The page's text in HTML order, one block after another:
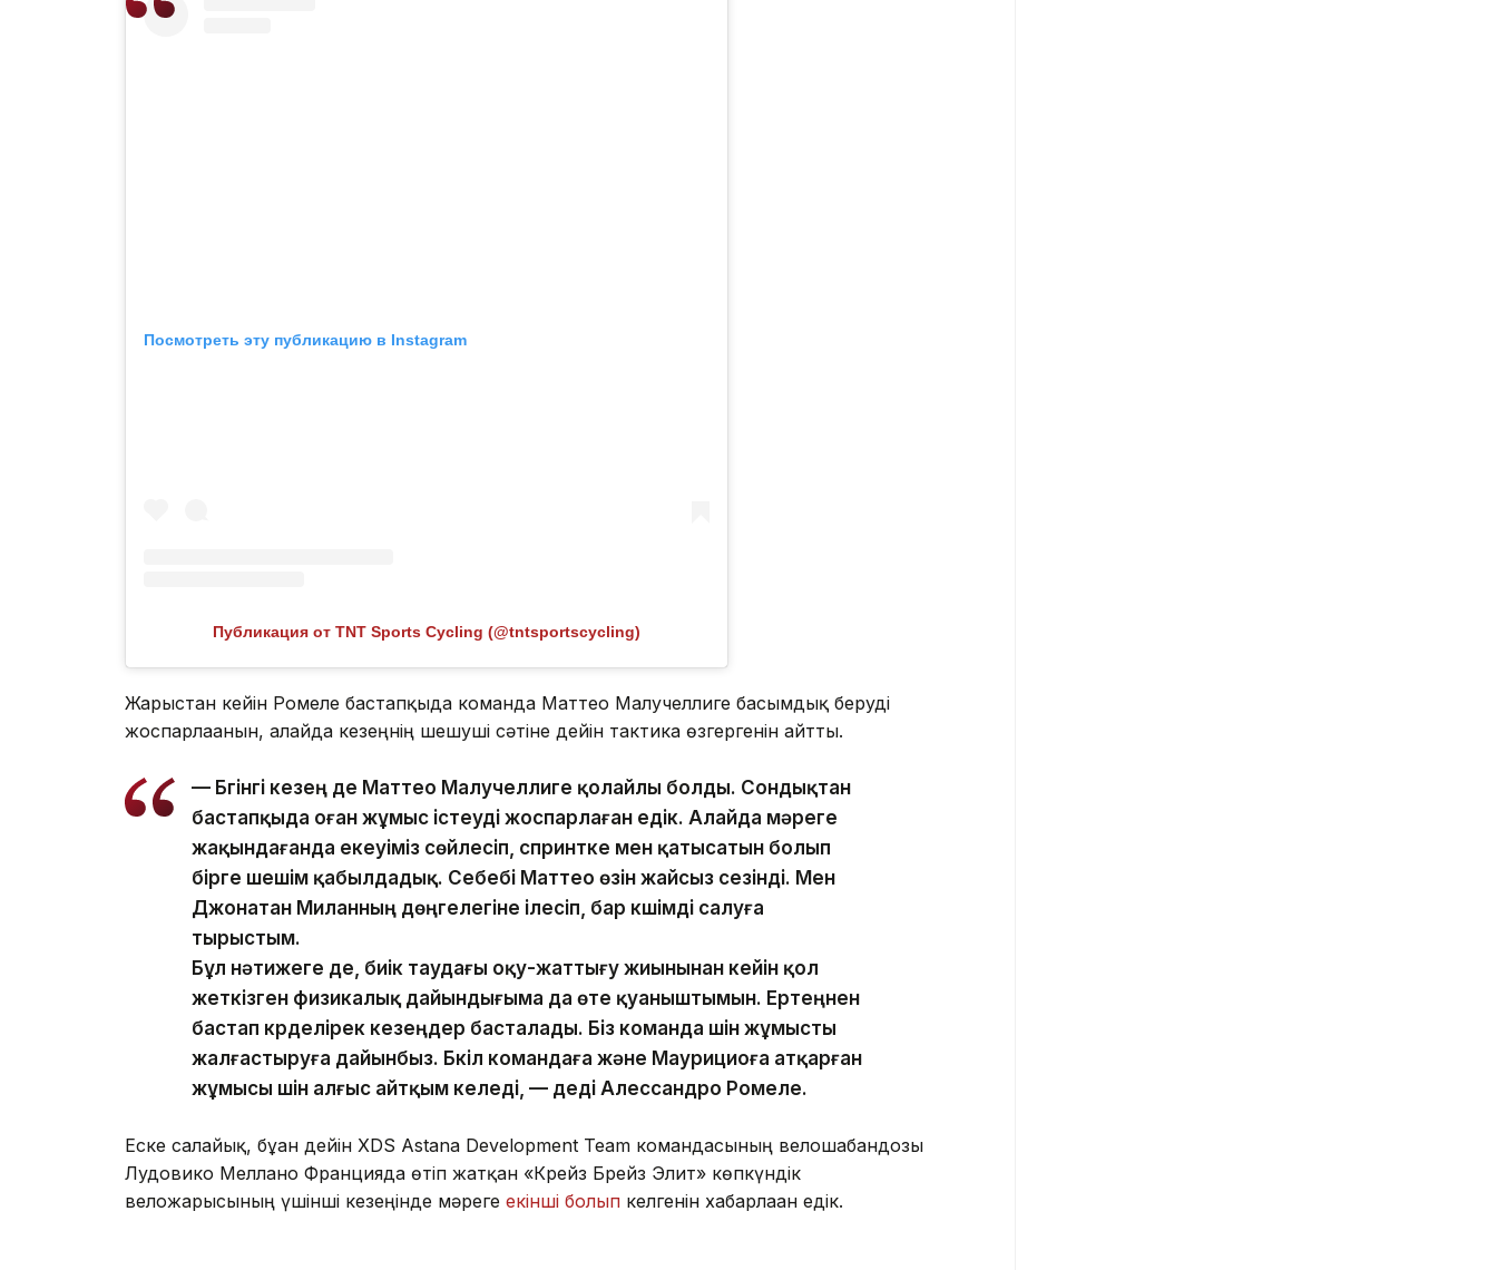
Посмотреть эту публикацию в Instagram
Публикация от TNT Sports Cycling (@tntsportscycling)
Жарыстан кейін Ромеле бастапқыда команда Маттео Малучеллиге басымдық беруді
жоспарлағанын, алайда кезеңнің шешуші сәтіне дейін тактика өзгергенін айтты.
— Бүгінгі кезең де Маттео Малучеллиге қолайлы болды. Сондықтан
бастапқыда оған жұмыс істеуді жоспарлаған едік. Алайда мәреге
жақындағанда екеуіміз сөйлесіп, спринтке мен қатысатын болып
бірге шешім қабылдадық. Себебі Маттео өзін жайсыз сезінді. Мен
Джонатан Миланның дөңгелегіне ілесіп, бар күшімді салуға
тырыстым.
Бұл нәтижеге де, биік таудағы оқу-жаттығу жиынынан кейін қол
жеткізген физикалық дайындығыма да өте қуаныштымын. Ертеңнен
бастап күрделірек кезеңдер басталады. Біз команда үшін жұмысты
жалғастыруға дайынбыз. Бүкіл командаға және Маурициоға атқарған
жұмысы үшін алғыс айтқым келеді, — деді Алессандро Ромеле.
Еске салайық, бұған дейін XDS Astana Development Team командасының велошабандозы
Лудовико Меллано Францияда өтіп жатқан «Крейз Брейз Элит» көпкүндік
веложарысының үшінші кезеңінде мәреге екінші болып келгенін хабарлаған едік.